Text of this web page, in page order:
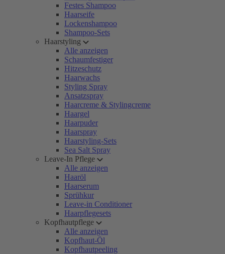
Festes Shampoo
Haarseife
Lockenshampoo
Shampoo-Sets
Haarstyling
Alle anzeigen
Schaumfestiger
Hitzeschutz
Haarwachs
Styling Spray
Ansatzspray
Haarcreme & Stylingcreme
Haargel
Haarpuder
Haarspray
Haarstyling-Sets
Sea Salt Spray
Leave-In Pflege
Alle anzeigen
Haaröl
Haarserum
Sprühkur
Leave-in Conditioner
Haarpflegesets
Kopfhautpflege
Alle anzeigen
Kopfhaut-Öl
Kopfhautpeeling